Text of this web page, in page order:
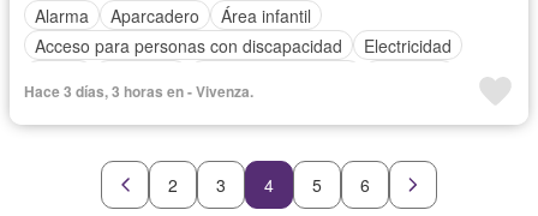
Alarma
Aparcadero
Área infantil
Acceso para personas con discapacidad
Electricidad
Cocina integral
Internet Ascensor
Seguridad privada
Cuarto de servicio Piscina
Terraza
Tanque de agua
Hace 3 días, 3 horas en - Vivenza.
2 3 4 5 6